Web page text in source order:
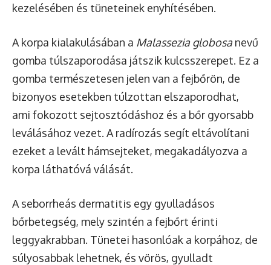
kezelésében és tüneteinek enyhítésében.
A korpa kialakulásában a Malassezia globosanevű
gomba túlszaporodása játszik kulcsszerepet. Ez a
gomba természetesen jelen van a fejbőrön, de
bizonyos esetekben túlzottan elszaporodhat,
ami fokozott sejtosztódáshoz és a bőr gyorsabb
leválásához vezet. A radírozás segít eltávolítani
ezeket a levált hámsejteket, megakadályozva a
korpa láthatóvá válását.
A seborrheás dermatitis egy gyulladásos
bőrbetegség, mely szintén a fejbőrt érinti
leggyakrabban. Tünetei hasonlóak a korpához, de
súlyosabbak lehetnek, és vörös, gyulladt